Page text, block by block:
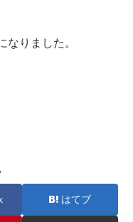
なりました。
はてブ